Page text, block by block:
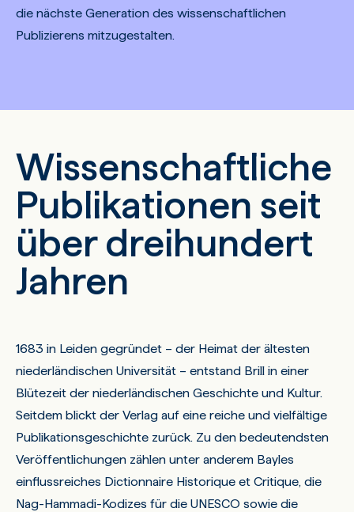
die nächste Generation des wissenschaftlichen
Publizierens mitzugestalten.
Wissenschaftliche
Publikationen seit
über dreihundert
Jahren
1683 in Leiden gegründet – der Heimat der ältesten
niederländischen Universität – entstand Brill in einer
Blütezeit der niederländischen Geschichte und Kultur.
Seitdem blickt der Verlag auf eine reiche und vielfältige
Publikationsgeschichte zurück. Zu den bedeutendsten
Veröffentlichungen zählen unter anderem Bayles
einflussreiches Dictionnaire Historique et Critique, die
Nag-Hammadi-Kodizes für die UNESCO sowie die